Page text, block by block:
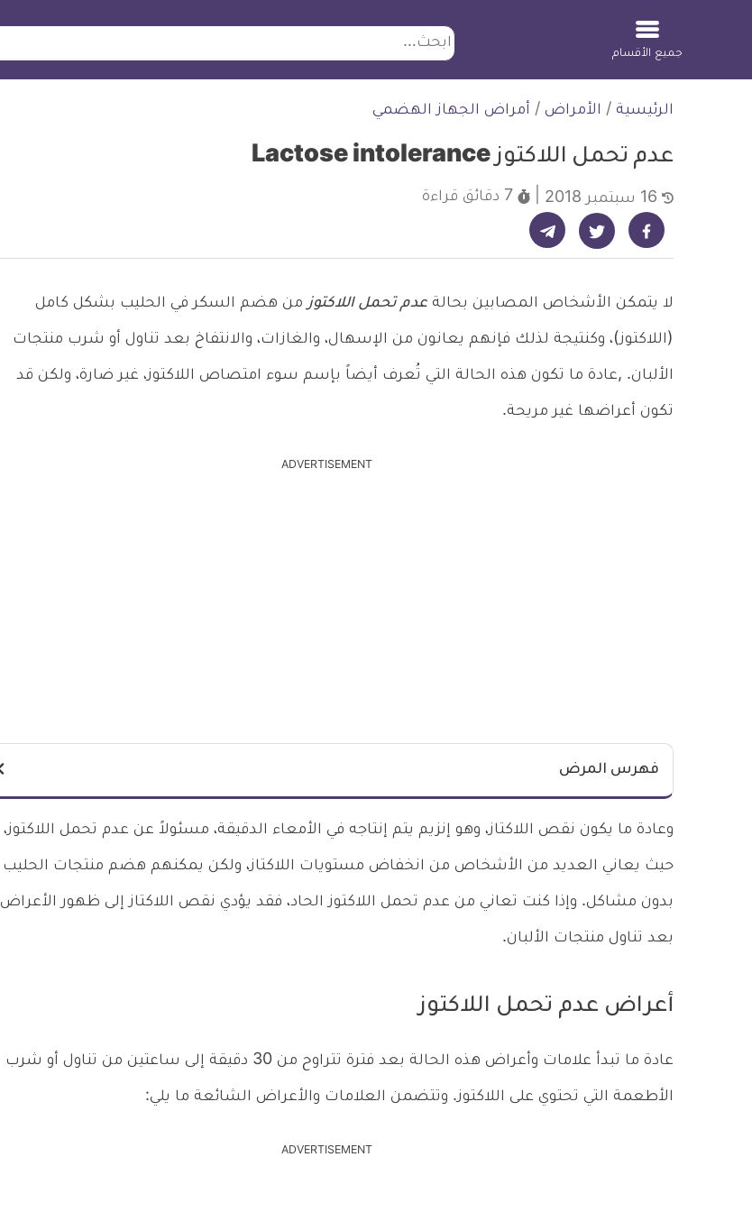
ابحث
جميع الأقسام
الرئيسية / الأمراض / أمراض الجهاز الهضمي
عدم تحمل اللاكتوز Lactose intolerance
7 دقائق قراءة
شارك على فيسبوك - ديلي ميديكال انفو شارك على تويتر - ديلي ميديكال انفو شارك على تيليجرام - ديلي ميديكال انفو
لا يتمكن الأشخاص المصابين بحالة عدم تحمل اللاكتوز من هضم السكر في الحليب بشكل كامل
(اللاكتوز)، وكنتيجة لذلك فإنهم يعانون من الإسهال، والغازات، والانتفاخ بعد تناول أو شرب منتجات
الألبان. ,عادة ما تكون هذه الحالة التي تُعرف أيضاً بإسم سوء امتصاص اللاكتوز، غير ضارة، ولكن قد
تكون أعراضها غير مريحة.
ADVERTISEMENT
فهرس المرض
وعادة ما يكون نقص اللاكتاز، وهو إنزيم يتم إنتاجه في الأمعاء الدقيقة، مسئولاً عن عدم تحمل اللاكتوز،
حيث يعاني العديد من الأشخاص من انخفاض مستويات اللاكتاز، ولكن يمكنهم هضم منتجات الحليب
بدون مشاكل. وإذا كنت تعاني من عدم تحمل اللاكتوز الحاد، فقد يؤدي نقص اللاكتاز إلى ظهور الأعراض
بعد تناول منتجات الألبان.
أعراض عدم تحمل اللاكتوز
عادة ما تبدأ علامات وأعراض هذه الحالة بعد فترة تتراوح من 30 دقيقة إلى ساعتين من تناول أو شرب
الأطعمة التي تحتوي على اللاكتوز. وتتضمن العلامات والأعراض الشائعة ما يلي:
ADVERTISEMENT